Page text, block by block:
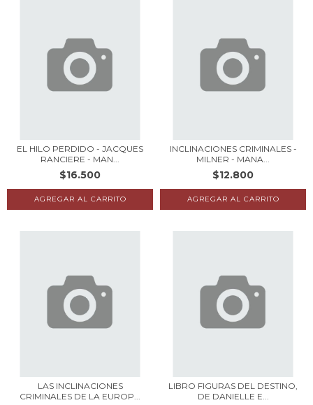
EL HILO PERDIDO - JACQUES
RANCIERE - MAN...
$16.500
INCLINACIONES CRIMINALES -
MILNER - MANA...
$12.800
LAS INCLINACIONES
CRIMINALES DE LA EUROP...
LIBRO FIGURAS DEL DESTINO,
DE DANIELLE E...